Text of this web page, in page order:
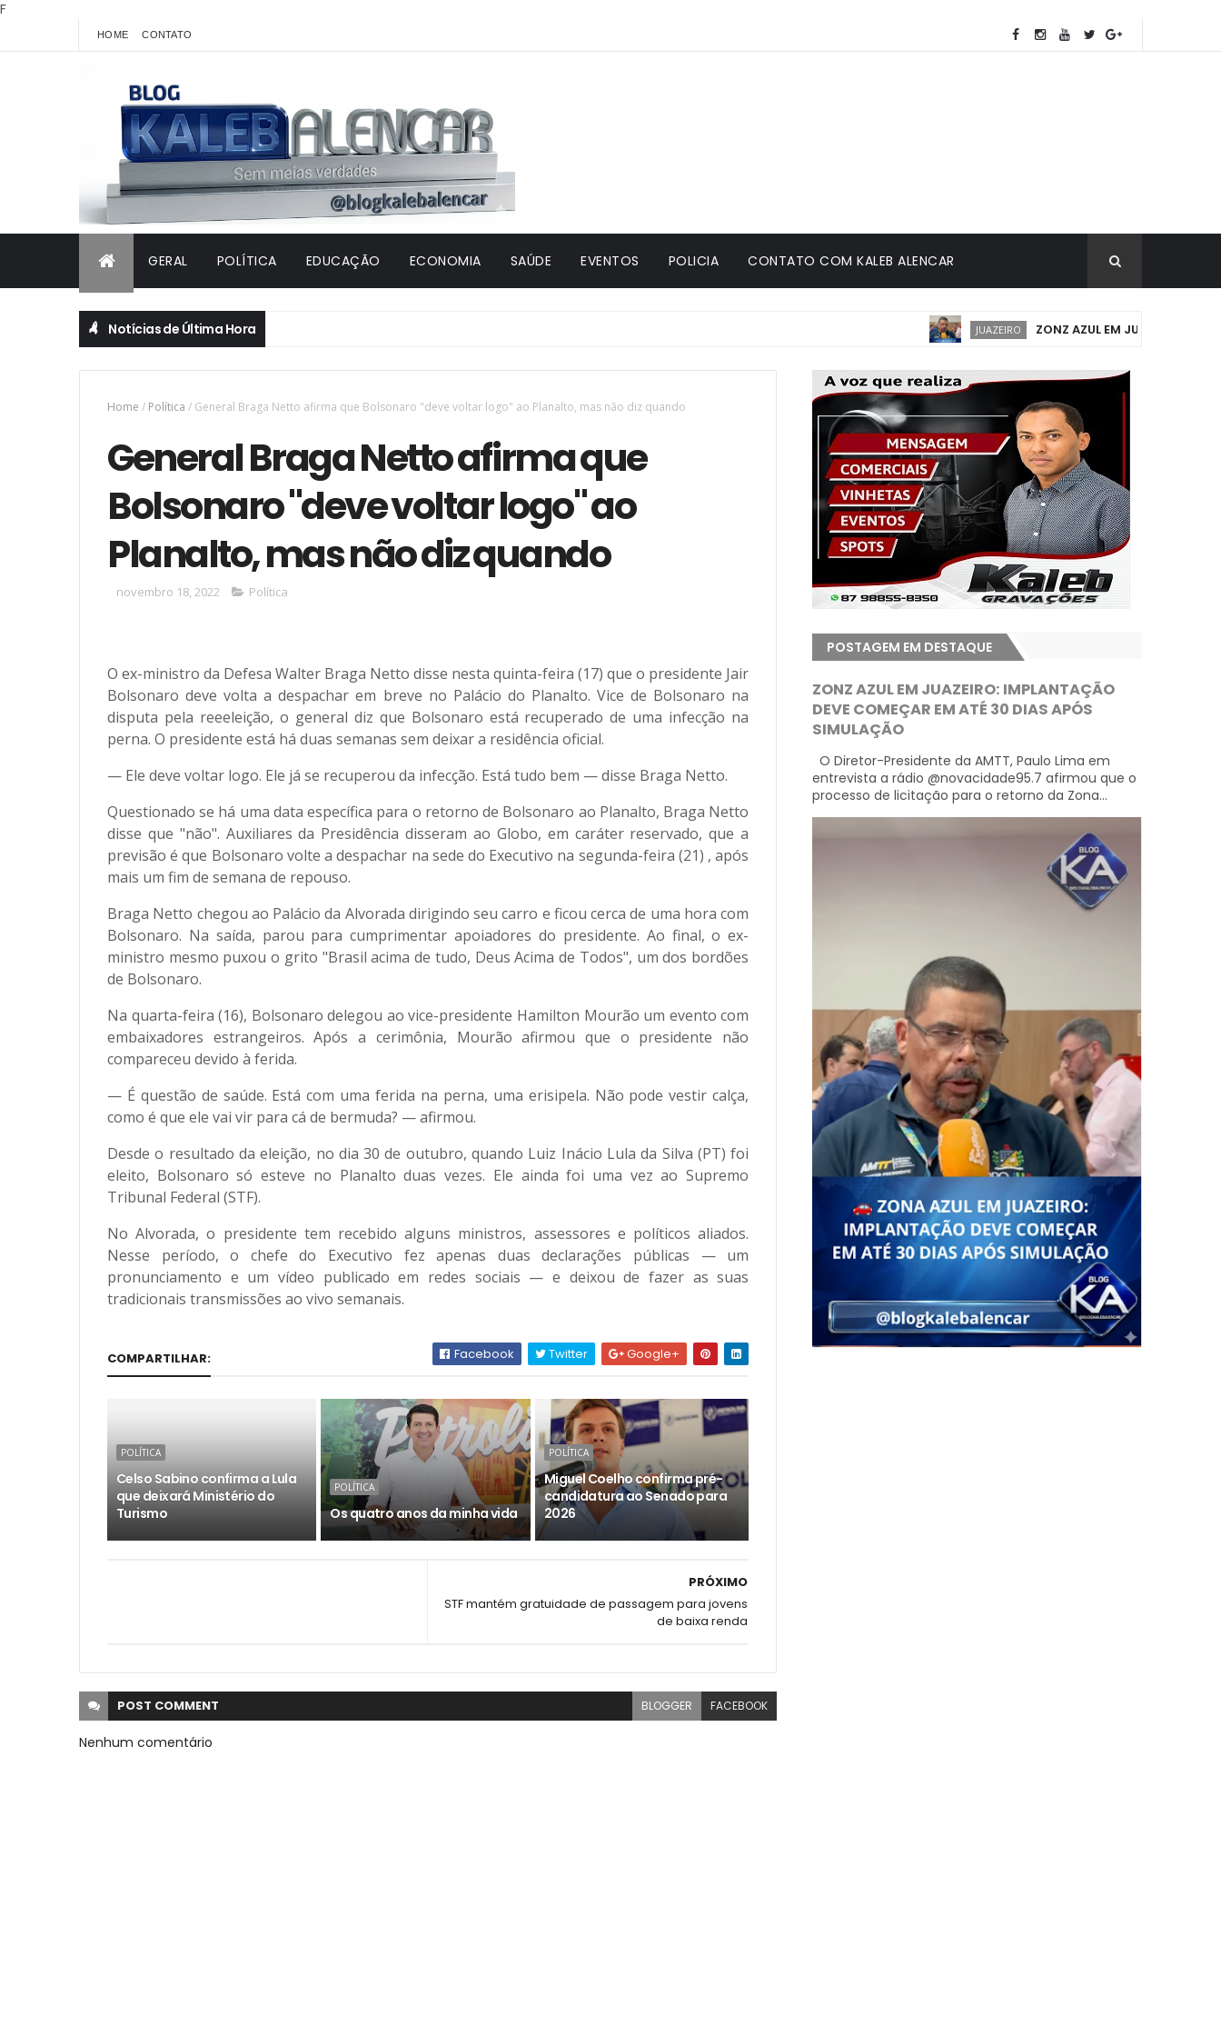
F
HOME CONTATO
GERAL POLÍTICA EDUCAÇÃO ECONOMIA SAÚDE EVENTOS POLICIA CONTATO COM KALEB ALENCAR
Notícias de Última Hora JUAZEIRO ZONZ AZUL EM JUAZEIRO:
Home / Política / General Braga Netto afirma que Bolsonaro "deve voltar logo" ao Planalto, mas não diz quando
General Braga Netto afirma que
Bolsonaro "deve voltar logo" ao
Planalto, mas não diz quando
novembro 18, 2022 Política
O ex-ministro da Defesa Walter Braga Netto disse nesta quinta-feira (17) que o presidente Jair
Bolsonaro deve volta a despachar em breve no Palácio do Planalto. Vice de Bolsonaro na
disputa pela reeeleição, o general diz que Bolsonaro está recuperado de uma infecção na
perna. O presidente está há duas semanas sem deixar a residência oficial.
— Ele deve voltar logo. Ele já se recuperou da infecção. Está tudo bem — disse Braga Netto.
Questionado se há uma data específica para o retorno de Bolsonaro ao Planalto, Braga Netto
disse que "não". Auxiliares da Presidência disseram ao Globo, em caráter reservado, que a
previsão é que Bolsonaro volte a despachar na sede do Executivo na segunda-feira (21) , após
mais um fim de semana de repouso.
Braga Netto chegou ao Palácio da Alvorada dirigindo seu carro e ficou cerca de uma hora com
Bolsonaro. Na saída, parou para cumprimentar apoiadores do presidente. Ao final, o ex-
ministro mesmo puxou o grito "Brasil acima de tudo, Deus Acima de Todos", um dos bordões
de Bolsonaro.
Na quarta-feira (16), Bolsonaro delegou ao vice-presidente Hamilton Mourão um evento com
embaixadores estrangeiros. Após a cerimônia, Mourão afirmou que o presidente não
compareceu devido à ferida.
— É questão de saúde. Está com uma ferida na perna, uma erisipela. Não pode vestir calça,
como é que ele vai vir para cá de bermuda? — afirmou.
Desde o resultado da eleição, no dia 30 de outubro, quando Luiz Inácio Lula da Silva (PT) foi
eleito, Bolsonaro só esteve no Planalto duas vezes. Ele ainda foi uma vez ao Supremo
Tribunal Federal (STF).
No Alvorada, o presidente tem recebido alguns ministros, assessores e políticos aliados.
Nesse período, o chefe do Executivo fez apenas duas declarações públicas — um
pronunciamento e um vídeo publicado em redes sociais — e deixou de fazer as suas
tradicionais transmissões ao vivo semanais.
COMPARTILHAR: Facebook Twitter Google+
POLÍTICA
Celso Sabino confirma a Lula
que deixará Ministério do
Turismo
POLÍTICA
Os quatro anos da minha vida
POLÍTICA
Miguel Coelho confirma pré-
candidatura ao Senado para
2026
PRÓXIMO
STF mantém gratuidade de passagem para jovens
de baixa renda
POST COMMENT BLOGGER FACEBOOK
Nenhum comentário
POSTAGEM EM DESTAQUE
ZONZ AZUL EM JUAZEIRO: IMPLANTAÇÃO
DEVE COMEÇAR EM ATÉ 30 DIAS APÓS
SIMULAÇÃO
O Diretor-Presidente da AMTT, Paulo Lima em
entrevista a rádio @novacidade95.7 afirmou que o
processo de licitação para o retorno da Zona...